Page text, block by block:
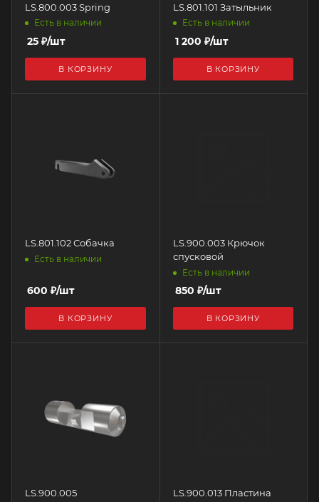
LS.800.003 Spring
Есть в наличии
25 ₽/шт
В КОРЗИНУ
LS.801.101 Затыльник
Есть в наличии
1 200 ₽/шт
В КОРЗИНУ
LS.801.102 Собачка
Есть в наличии
600 ₽/шт
В КОРЗИНУ
LS.900.003 Крючок
спусковой
Есть в наличии
850 ₽/шт
В КОРЗИНУ
LS.900.005
LS.900.013 Пластина